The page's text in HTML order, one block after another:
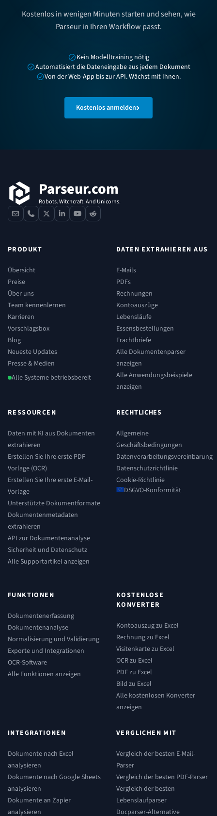
Kostenlos in wenigen Minuten starten und sehen, wie
Parseur in Ihren Workflow passt.
Kein Modelltraining nötig
Automatisiert die Dateneingabe aus jedem Dokument
Von der Web-App bis zur API. Wächst mit Ihnen.
Kostenlos anmelden
Parseur.com
Robots. Witchcraft. And Unicorns.
contactphone
x linkedinyoutube
reddit
PRODUKT
Übersicht
Preise
Über uns
Team kennenlernen
Karrieren
Vorschlagsbox
Blog
Neueste Updates
Presse & Medien
Alle Systeme betriebsbereit
DATEN EXTRAHIEREN AUS
E-Mails
PDFs
Rechnungen
Kontoauszüge
Lebensläufe
Essensbestellungen
Frachtbriefe
Alle Dokumentenparser
anzeigen
Alle Anwendungsbeispiele
anzeigen
RESSOURCEN
Daten mit KI aus Dokumenten
extrahieren
Erstellen Sie Ihre erste PDF-
Vorlage (OCR)
Erstellen Sie Ihre erste E-Mail-
Vorlage
Unterstützte Dokumentformate
Dokumentenmetadaten
extrahieren
API zur Dokumentenanalyse
Sicherheit und Datenschutz
Alle Supportartikel anzeigen
RECHTLICHES
Allgemeine
Geschäftsbedingungen
Datenverarbeitungsvereinbarung
Datenschutzrichtlinie
Cookie-Richtlinie
DSGVO-Konformität
FUNKTIONEN
Dokumentenerfassung
Dokumentenanalyse
Normalisierung und Validierung
Exporte und Integrationen
OCR-Software
Alle Funktionen anzeigen
KOSTENLOSE
KONVERTER
Kontoauszug zu Excel
Rechnung zu Excel
Visitenkarte zu Excel
OCR zu Excel
PDF zu Excel
Bild zu Excel
Alle kostenlosen Konverter
anzeigen
INTEGRATIONEN
Dokumente nach Excel
analysieren
Dokumente nach Google Sheets
analysieren
Dokumente an Zapier
analysieren
VERGLICHEN MIT
Vergleich der besten E-Mail-
Parser
Vergleich der besten PDF-Parser
Vergleich der besten
Lebenslaufparser
Docparser-Alternative